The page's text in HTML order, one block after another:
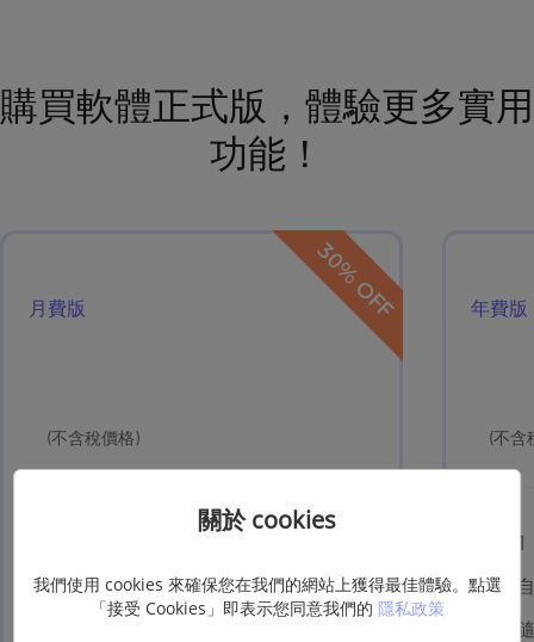
購買軟體正式版，體驗更多實用
功能！
30% OFF
月費版
(不含稅價格)
自動更新
年費版
(不含
關於 cookies
我們使用 cookies 來確保您在我們的網站上獲得最佳體驗。點選
「接受 Cookies」即表示您同意我們的 隱私政策